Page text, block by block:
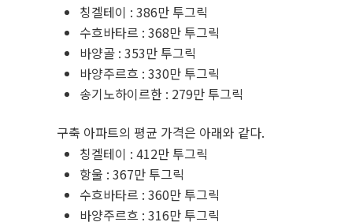
칭겔테이 : 386만 투그릭
수흐바타르 : 368만 투그릭
바양골 : 353만 투그릭
바양주르흐 : 330만 투그릭
송기노하이르한 : 279만 투그릭
구축 아파트의 평균 가격은 아래와 같다.
칭겔테이 : 412만 투그릭
항울 : 367만 투그릭
수흐바타르 : 360만 투그릭
바양주르흐 : 316만 투그릭